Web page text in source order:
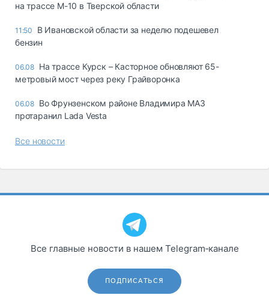
на трассе М-10 в Тверской области
11:50
В Ивановской области за неделю подешевел
бензин
06.08 На трассе Курск – Касторное обновляют 65-
метровый мост через реку Грайворонка
06.08 Во Фрунзенском районе Владимира МАЗ
протаранил Lada Vesta
Все новости
Все главные новости в нашем Telegram‑канале
ПОДПИСАТЬСЯ